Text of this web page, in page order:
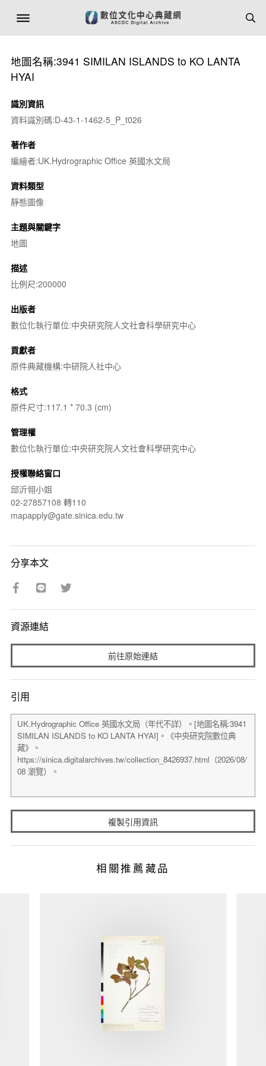
地圖名稱:3941 SIMILAN ISLANDS to KO LANTA
HYAI
識別資訊
資料識別碼:D-43-1-1462-5_P_t026
著作者
編繪者:UK.Hydrographic Office 英國水文局
資料類型
靜態圖像
主題與關鍵字
地圖
描述
比例尺:200000
出版者
數位化執行單位:中央研究院人文社會科學研究中心
貢獻者
原件典藏機構:中研院人社中心
格式
原件尺寸:117.1 * 70.3 (cm)
管理權
數位化執行單位:中央研究院人文社會科學研究中心
授權聯絡窗口
邱沂翎小姐
02-27857108 轉110
mapapply@gate.sinica.edu.tw
分享本文
資源連結
前往原始連結
引用
複製引用資訊
相關推薦藏品